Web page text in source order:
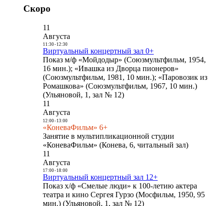
Скоро
11
Августа
11:30- 12:30
Виртуальный концертный зал 0+
Показ м/ф «Мойдодыр» (Союзмультфильм, 1954,
16 мин.); «Ивашка из Дворца пионеров»
(Союзмультфильм, 1981, 10 мин.); «Паровозик из
Ромашкова» (Союзмультфильм, 1967, 10 мин.)
(Ульяновой, 1, зал № 12)
11
Августа
12:00- 13:00
«КоневаФильм» 6+
Занятие в мультипликационной студии
«КоневаФильм» (Конева, 6, читальный зал)
11
Августа
17:00- 18:00
Виртуальный концертный зал 12+
Показ х/ф «Смелые люди» к 100-летию актера
театра и кино Сергея Гурзо (Мосфильм, 1950, 95
мин.) (Ульяновой, 1, зал № 12)